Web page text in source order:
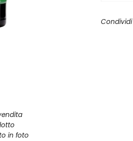
in foto
Condividi